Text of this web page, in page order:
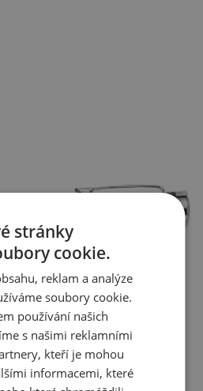
stránky
cookie.
reklam a analýze
soubory cookie.
používání našich
s našimi reklamními
kteří je mohou
informacemi, které